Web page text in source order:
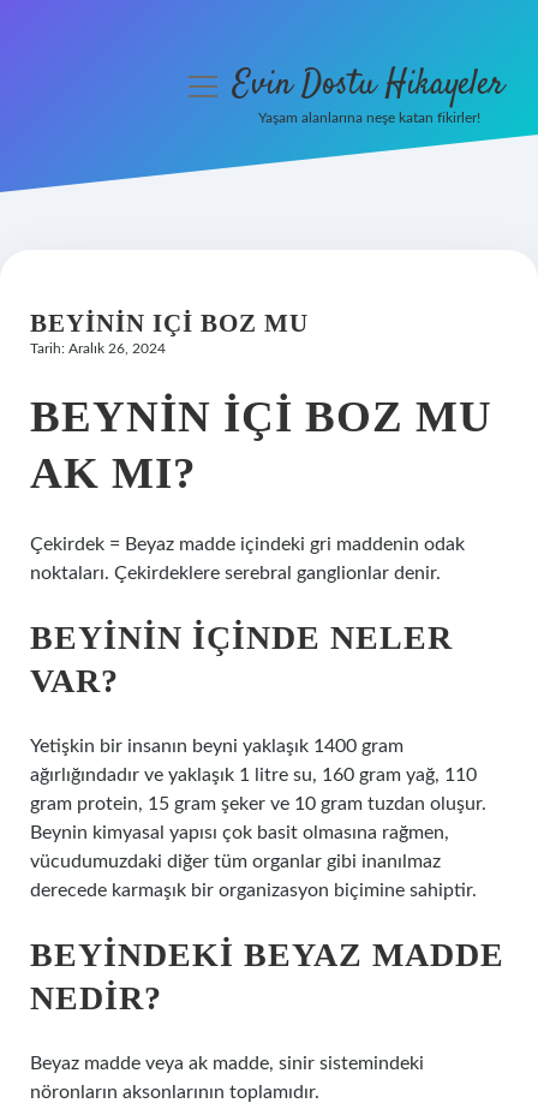
Hakkımızda
menüyüEvin Dostu Hikayeler
Yaşam alanlarına neşe katan fikirler!
BEYININ IÇI BOZ MU
Tarih: Aralık 26, 2024
BEYNIN IÇI BOZ MU
AK MI?
Çekirdek = Beyaz madde içindeki gri maddenin odak
noktaları. Çekirdeklere serebral ganglionlar denir.
BEYININ IÇINDE NELER
VAR?
Yetişkin bir insanın beyni yaklaşık 1400 gram
ağırlığındadır ve yaklaşık 1 litre su, 160 gram yağ, 110
gram protein, 15 gram şeker ve 10 gram tuzdan oluşur.
Beynin kimyasal yapısı çok basit olmasına rağmen,
vücudumuzdaki diğer tüm organlar gibi inanılmaz
derecede karmaşık bir organizasyon biçimine sahiptir.
BEYINDEKI BEYAZ MADDE
NEDIR?
Beyaz madde veya ak madde, sinir sistemindeki
nöronların aksonlarının toplamıdır.